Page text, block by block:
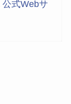
式Webサ